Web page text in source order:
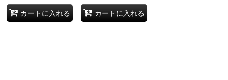
カートに入れる カートに入れる